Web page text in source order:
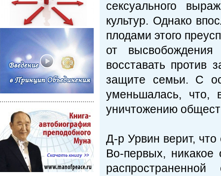
сексуального
культур. Однако
плодами этого
от
восставать против
защите семьи. С
уменьшалась, что,
уничтожению
Д-р Урвин верит,
Во-первых,